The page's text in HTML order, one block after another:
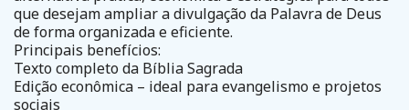
que desejam ampliar a divulgação da Palavra de Deus
de forma organizada e eficiente.
Principais benefícios:
Texto completo da Bíblia Sagrada
Edição econômica – ideal para evangelismo e projetos
sociais